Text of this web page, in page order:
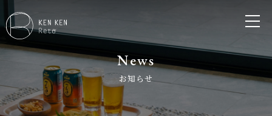
News
お知らせ